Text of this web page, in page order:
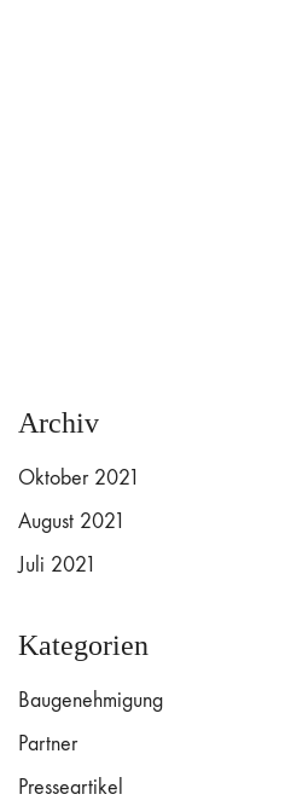
Archiv
Oktober 2021
August 2021
Juli 2021
Kategorien
Baugenehmigung
Partner
Presseartikel